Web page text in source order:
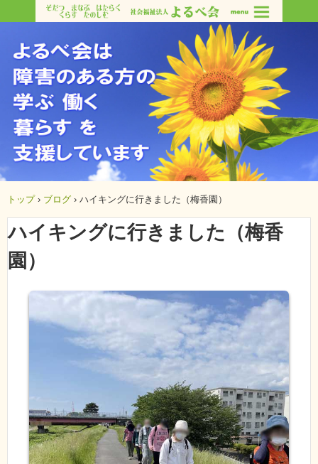
トップ › ブログ › ハイキングに行きました（梅香園）
ハイキングに行きました（梅香
園）